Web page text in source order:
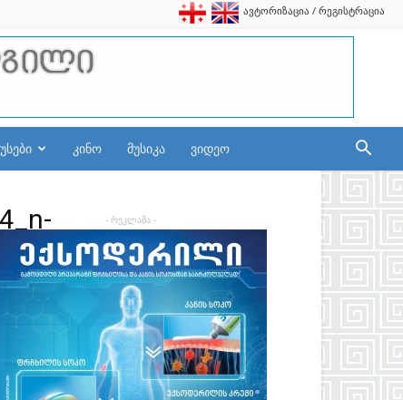
ავტორიზაცია / რეგისტრაცია
კინო მუსიკა ვიდეო
- რეკლამა -